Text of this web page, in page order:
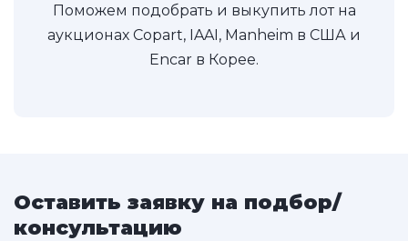
Поможем подобрать и выкупить лот на
аукционах Copart, IAAI, Manheim в США и
Encar в Корее.
Оставить заявку на подбор/
консультацию